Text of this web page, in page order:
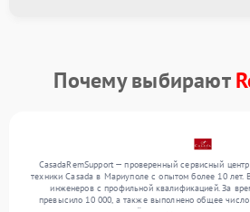
Почему выбирают
CasadaRemSupport — проверенный сервисный
техники Casada в Мариуполе с опытом более 10
инженеров с профильной квалификацией. За
превысило 10 000, а также выполнено общее